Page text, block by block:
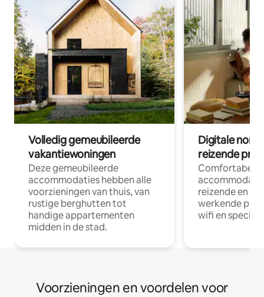
Volledig gemeubileerde
vakantiewoningen
Deze gemeubileerde
accommodaties hebben alle
voorzieningen van thuis, van
rustige berghutten tot
handige appartementen
midden in de stad.
Digitale
reizende
Comfortabele
reizende en
werkende
wifi en
Voorzieningen en voordelen voor